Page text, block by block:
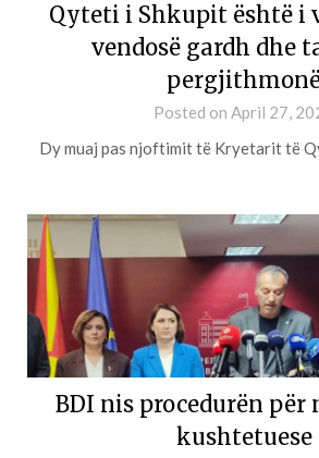
Qyteti i Shkupit është i
vendosë gardh dhe
Posted on April 27,
Dy muaj pas njoftimit të Kryetarit të
BDI nis procedurën për
kushtetuese